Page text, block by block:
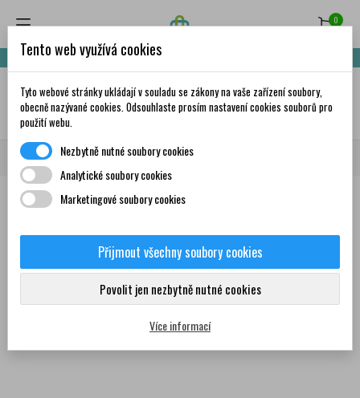
0
Nakupte za 999,- Kč a získáte dopravu zdarma!
✦AI
Domů Značky Bellasin
Seznam produktů podle značky
Žádný produkt nebyl bohužel nalezen
Tento web využívá cookies
Tyto webové stránky ukládají v souladu se zákony na vaše zařízení soubory,
obecně nazývané cookies. Odsouhlaste prosím nastavení cookies souborů pro
použití webu.
Nezbytně nutné soubory cookies
Analytické soubory cookies
Marketingové soubory cookies
Přijmout všechny soubory cookies
Povolit jen nezbytně nutné cookies
Více informací